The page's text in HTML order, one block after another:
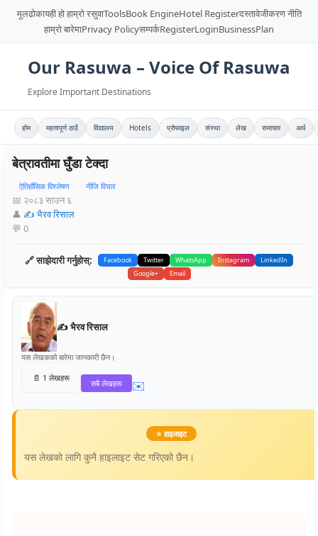
मूलढोकायही हो हाम्रो रसुवाToolsBook EngineHotel Registerदस्तावेजीकरण नीति
हाम्रो बारेमाPrivacy Policyसम्पर्कRegisterLoginBusinessPlan
Our Rasuwa – Voice Of Rasuwa
Explore Important Destinations
होम महत्वपूर्ण ठाउँ विद्यालय Hotels प्रोफाइल संस्था लेख समाचार अर्थ
बेत्रावतीमा घुँडा टेक्दा
ऐतिहाँसिक विश्लेषण नीजि विचार
📅 २०८३ साउन ६
👤 ✍️ भैरव रिसाल
💬 0
🔗 साझेदारी गर्नुहोस्: Facebook Twitter WhatsApp Instagram
LinkedIn
Google+
Email
✍️ भैरव रिसाल
यस लेखकको बारेमा जानकारी छैन।
📄 1 लेखहरू
सबै लेखहरू ✉️
⭐ हाइलाइट
यस लेखको लागि कुनै हाइलाइट सेट गरिएको छैन।